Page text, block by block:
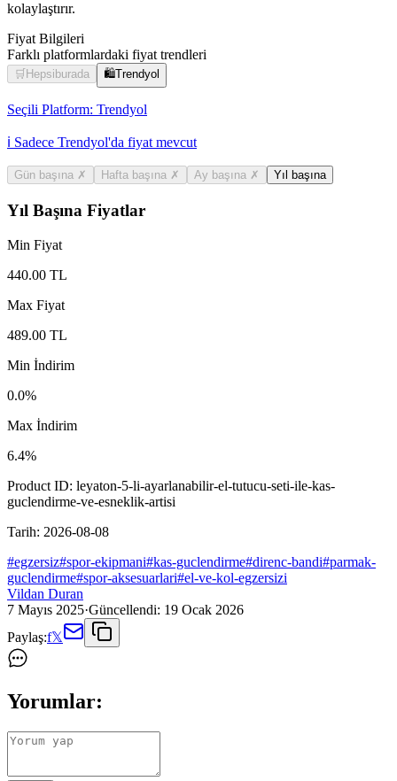
kolaylaştırır.
Fiyat Bilgileri
Farklı platformlardaki fiyat trendleri
🛒 Hepsiburada 🛍️Trendyol
Seçili Platform: Trendyol
ℹ️ Sadece Trendyol'da fiyat mevcut
Gün başına ✗ Hafta başına ✗ Ay başına ✗ Yıl başına
Yıl Başına Fiyatlar
Min Fiyat
440.00 TL
Max Fiyat
489.00 TL
Min İndirim
0.0%
Max İndirim
6.4%
Product ID: leyaton-5-li-ayarlanabilir-el-tutucu-seti-ile-kas-
guclendirme-ve-esneklik-artisi
Tarih: 2026-08-08
#egzersiz#spor-ekipmani#kas-guclendirme#direnc-bandi#parmak-
guclendirme#spor-aksesuarlari#el-ve-kol-egzersizi
Vildan Duran
7 Mayıs 2025·Güncellendi: 19 Ocak 2026
Paylaş:f𝕏
Yorumlar: